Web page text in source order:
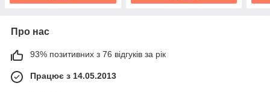
Про нас
93% позитивних з 76 відгуків за рік
Працює з 14.05.2013